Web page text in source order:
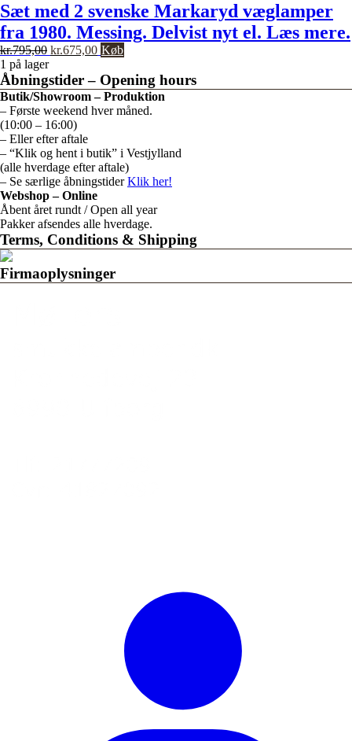
Sæt med 2 svenske Markaryd væglamper
fra 1980. Messing. Delvist nyt el. Læs mere.
kr.795,00 Den
pris
var:
kr.795,00.
kr.675,00Den
pris
er:
kr.675,00.
Køb
1 på lager
Åbningstider – Opening hours
Butik/Showroom – Produktion
– Første weekend hver måned.
(10:00 – 16:00)
– Eller efter aftale
– “Klik og hent i butik” i Vestjylland
(alle hverdage efter aftale)
– Se særlige åbningstiderKlik her!
Webshop – Online
Åbent året rundt / Open all year
Pakker afsendes alle hverdage.
Terms, Conditions & Shipping
Firmaoplysninger